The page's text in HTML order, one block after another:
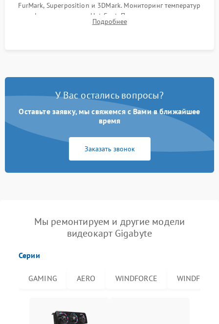
FurMark, Superposition и 3DMark. Мониторинг температур
графического чипа и Hot Spot. Проверка на отсутствие
артефактов изображения, вылетов драйвера и зависаний.
Подробнее
У Вас остались вопросы?
Оставьте заявку, мы свяжемся с Вами в ближайшее
время
Заказать звонок
Мы ремонтируем и другие модели
видеокарт Gigabyte
Серии
GAMING AERO WINDFORCE